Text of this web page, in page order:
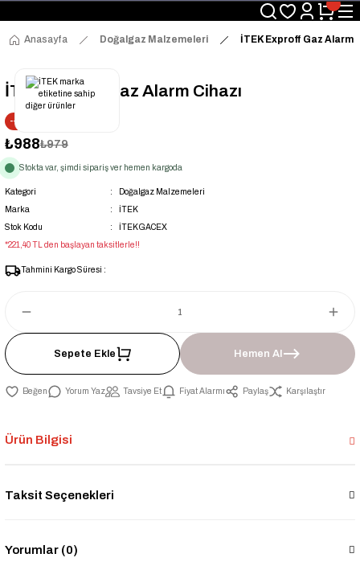
Üyelerimize Özel "uye2026" Koduyla Sepette Ekstra %3 İndirim
KAZAN-KASKAD İÇİN TEK ADRES
Anasayfa
Doğalgaz Malzemeleri İTEK Exproff Gaz Alarm
İTEK Exproff Gaz Alarm Cihazı
--1% İNDİRİM
₺988₺979
Stokta var, şimdi sipariş ver hemen kargoda
Kategori
Doğalgaz Malzemeleri
Marka
İTEK
Stok Kodu
İTEKGACEX
*221,40 TL den başlayan taksitlerle!!
Tahmini Kargo Süresi :
Sepete Ekle Hemen Al
Yorum Yaz Tavsiye Et Fiyat Alarmı Paylaş Karşılaştır
Ürün Bilgisi
Taksit Seçenekleri
Yorumlar (0)